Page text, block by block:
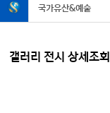
국가유산&예술
갤러리 전시 상세조회